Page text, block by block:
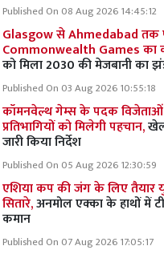
Published On 08 Aug 2026 14:45:12
Glasgow से Ahmedabad तक
Commonwealth Games का
को मिला 2030 की मेजबानी का
Published On 03 Aug 2026 10:55:18
कॉमनवेल्थ गेम्स के पदक
प्रतिभागियों को मिलेगी पहचान,
जारी किया निर्देश
Published On 05 Aug 2026 12:30:59
एशिया कप की जंग के लिए तैयार
सितारे,अनमोल एक्का के हाथों में
कमान
Published On 07 Aug 2026 17:05:17